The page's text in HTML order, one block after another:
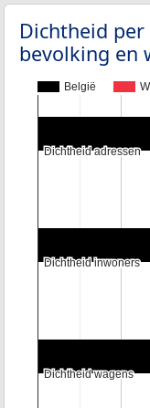
Dichtheid per
bevolking en
België
Dichtheid adressen
Dichtheid adressen
Dichtheid inwoners
Dichtheid inwoners
Dichtheid wagens
Dichtheid wagens